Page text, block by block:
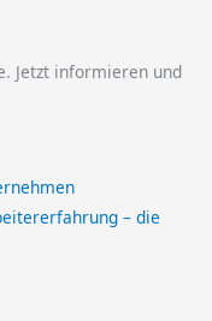
Jetzt informieren und
– die